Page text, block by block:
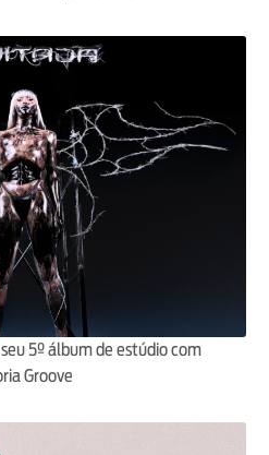
5º álbum de estúdio com
Groove